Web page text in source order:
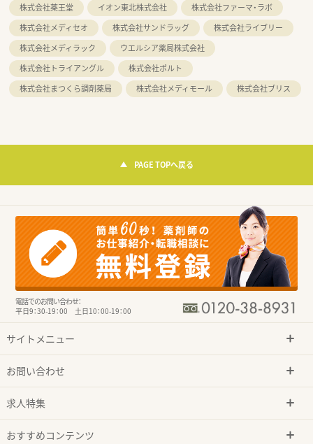
株式会社薬王堂
イオン東北株式会社
株式会社ファーマ・ラボ
株式会社メディセオ
株式会社サンドラッグ
株式会社ライブリー
株式会社メディラック
ウエルシア薬局株式会社
株式会社トライアングル
株式会社ポルト
株式会社まつくら調剤薬局
株式会社メディモール 株式会社ブリス
PAGE TOPへ戻る
電話でのお問い合わせ：
平日9：30-19：00 土日10：00-19：00
サイトメニュー
お問い合わせ
求人特集
おすすめコンテンツ